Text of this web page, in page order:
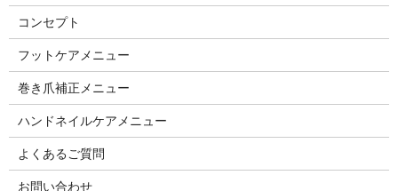
コンセプト
フットケアメニュー
巻き爪補正メニュー
ハンドネイルケアメニュー
よくあるご質問
お問い合わせ